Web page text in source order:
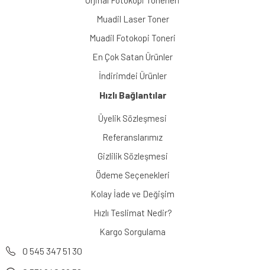
Muadil Laser Toner
Muadil Fotokopi Toneri
En Çok Satan Ürünler
İndirimdei Ürünler
Hızlı Bağlantılar
Üyelik Sözleşmesi
Referanslarımız
Gizlilik Sözleşmesi
Ödeme Seçenekleri
Kolay İade ve Değişim
Hızlı Teslimat Nedir?
Kargo Sorgulama
0 545 347 51 30